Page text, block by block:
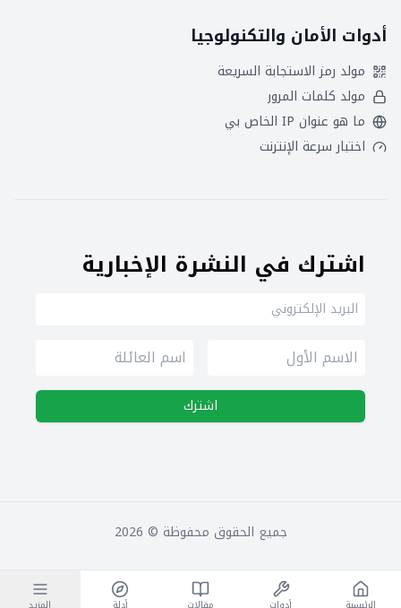
أدوات الأمان والتكنولوجيا
مولد رمز الاستجابة السريعة
مولد كلمات المرور
ما هو عنوان IP الخاص بي
اختبار سرعة الإنترنت
اشترك في النشرة الإخبارية
اشترك
جميع الحقوق محفوظة © 2026
الرئيسية أدوات مقالات أدلة المزيد